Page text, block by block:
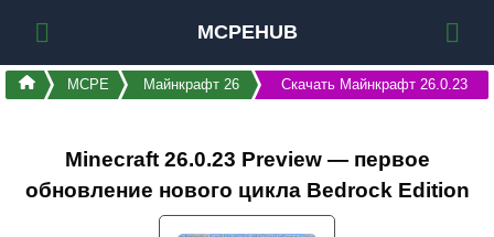
MCPEHUB
MCPE Майнкрафт 26 Скачать Майнкрафт 26.0.23
Minecraft 26.0.23 Preview — первое
обновление нового цикла Bedrock Edition